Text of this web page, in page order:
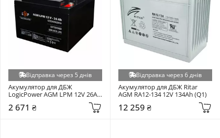
Відправка через 5 днів
Акумулятор для ДБЖ
LogicPower AGM LPM 12V 26Ah
2 671 ₴
Відправка через 6 днів
Акумулятор для ДБЖ Ritar
AGM RA12-134 12V 134Ah (Q1)
12 259 ₴